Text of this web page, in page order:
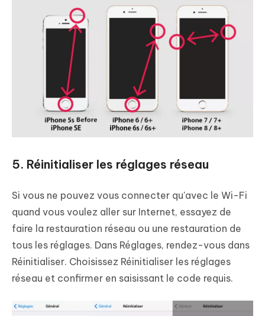
5. Réinitialiser les réglages réseau
Si vous ne pouvez vous connecter qu'avec le Wi-Fi
quand vous voulez aller sur Internet, essayez de
faire la restauration réseau ou une restauration de
tous les réglages. Dans Réglages, rendez-vous dans
Réinitialiser. Choisissez Réinitialiser les réglages
réseau et confirmer en saisissant le code requis.